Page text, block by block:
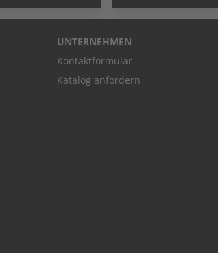
UNTERNEHMEN
Kontaktformular
Katalog anfordern